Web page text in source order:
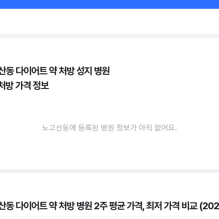
동 다이어트 약 처방 성지 병원
방 가격 정보
노고산동에 등록된 병원 정보가 아직 없어요.
동 다이어트 약 처방 병원 2주 평균 가격, 최저 가격 비교